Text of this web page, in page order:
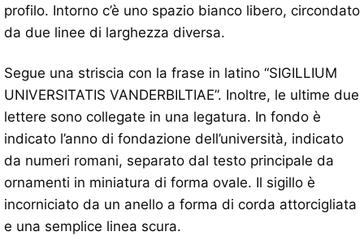
profilo. Intorno c’è uno spazio bianco libero, circondato
da due linee di larghezza diversa.
Segue una striscia con la frase in latino “SIGILLIUM
UNIVERSITATIS VANDERBILTIAE”. Inoltre, le ultime due
lettere sono collegate in una legatura. In fondo è
indicato l’anno di fondazione dell’università, indicato
da numeri romani, separato dal testo principale da
ornamenti in miniatura di forma ovale. Il sigillo è
incorniciato da un anello a forma di corda attorcigliata
e una semplice linea scura.